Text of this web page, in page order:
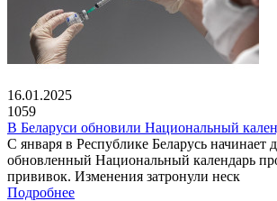
16.01.2025
1059
В Беларуси обновили Национальный
С января в Республике Беларусь начинает
обновленный Национальный календарь
прививок. Изменения затронули неск
Подробнее